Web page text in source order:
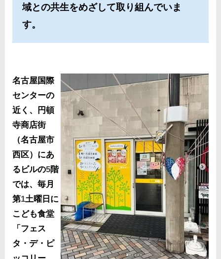
域との共生をめざして取り組んでいま
す。
名古屋国際
センターの
近く、円頓
寺商店街
（名古屋市
西区）にあ
るビルの5階
では、毎月
第1土曜日に
こども食堂
「フェス
タ・デ・ピ